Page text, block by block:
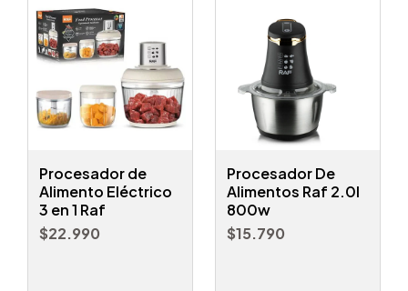
Procesador de
Alimento Eléctrico
3 en 1 Raf
$22.990
Procesador De
Alimentos Raf 2.0l
800w
$15.790